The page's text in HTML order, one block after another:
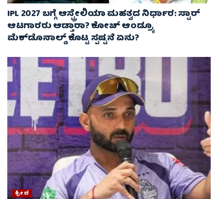
IPL 2027 ಬಗ್ಗೆ ಆಸ್ಟ್ರೇಲಿಯಾ ಮಹತ್ವದ ನಿರ್ಧಾರ: ಸ್ಟಾರ್
ಆಟಗಾರರು ಆಡ್ತಾರಾ? ಕೋಚ್ ಆಂಡ್ರ್ಯೂ
ಮೆಕ್‌ಡೊನಾಲ್ಡ್ ಕೊಟ್ಟ ಸ್ಪಷ್ಟನೆ ಏನು?
ಕ್ರೀಡೆ